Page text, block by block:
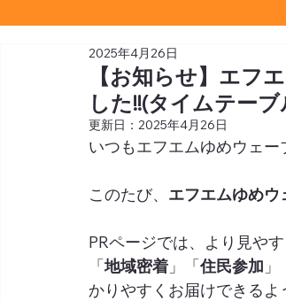
番組審議会
【お知らせ】エフ
した!!(タイムテー
2025年4月26日
更新日： 2025年4月26日
いつもエフエムゆめウェー
このたび、 エフエムゆめ
PRページでは、より見や
「地域密着 」「住民参加 」
かりやすくお届けできるよ